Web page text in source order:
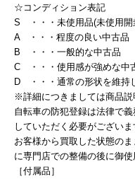
☆コンディション表記
S ・・・未使用品(未使用開
A ・・・程度の良い中古品
B ・・・一般的な中古品
C ・・・使用感が強めな中
D ・・・通常の形状を維持
※詳細につきましては商品説
自転車の防犯登録は法律で
していただく必要がございま
お客様から買取した状態の
に専門店での整備の後に御使
［付属品］